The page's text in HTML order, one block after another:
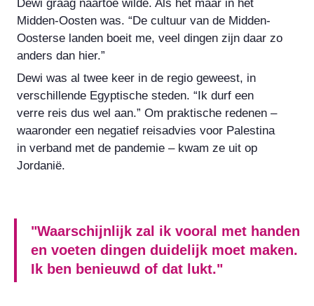
Dewi graag naartoe wilde. Als het maar in het
Midden-Oosten was. “De cultuur van de Midden-
Oosterse landen boeit me, veel dingen zijn daar zo
anders dan hier.”
Dewi was al twee keer in de regio geweest, in
verschillende Egyptische steden. “Ik durf een
verre reis dus wel aan.” Om praktische redenen –
waaronder een negatief reisadvies voor Palestina
in verband met de pandemie – kwam ze uit op
Jordanië.
"Waarschijnlijk zal ik vooral met handen
en voeten dingen duidelijk moet maken.
Ik ben benieuwd of dat lukt."